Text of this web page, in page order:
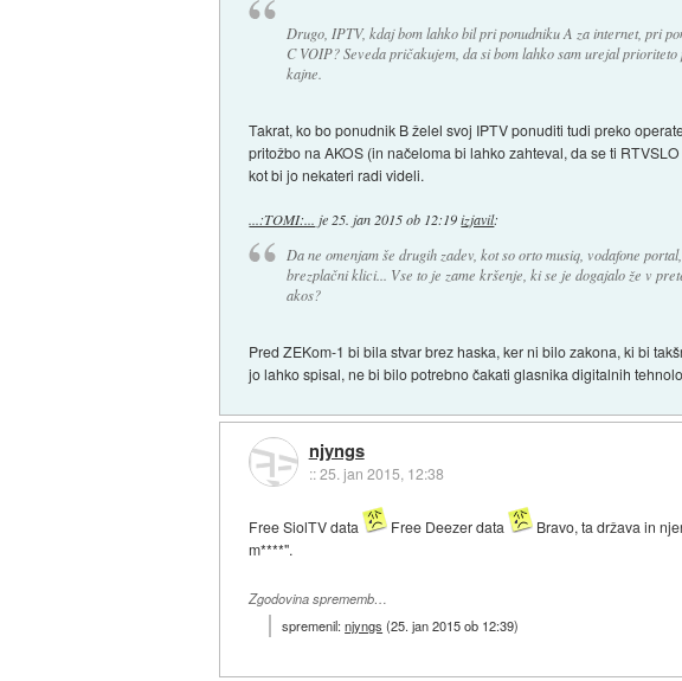
Drugo, IPTV, kdaj bom lahko bil pri ponudniku A za internet, pri
C VOIP? Seveda pričakujem, da si bom lahko sam urejal prioriteto
kajne.
Takrat, ko bo ponudnik B želel svoj IPTV ponuditi tudi preko
pritožbo na AKOS (in načeloma bi lahko zahteval, da se ti
kot bi jo nekateri radi videli.
...:TOMI:... je 25. jan 2015 ob 12:19 izjavil:
Da ne omenjam še drugih zadev, kot so orto musiq, vodafone
brezplačni klici... Vse to je zame kršenje, ki se je dogajalo že v
akos?
Pred ZEKom-1 bi bila stvar brez haska, ker ni bilo zakona, ki bi
jo lahko spisal, ne bi bilo potrebno čakati glasnika digitalnih
njyngs
::25. jan 2015, 12:38
Free SiolTV data Free Deezer data
Bravo, ta država in
m****".
Zgodovina sprememb…
spremenil:njyngs (25. jan 2015 ob 12:39)